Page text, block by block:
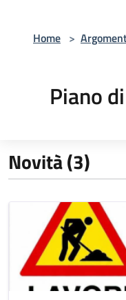
Home >
Piano
Novità (3)